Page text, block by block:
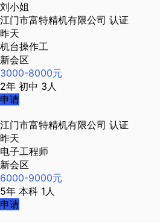
刘小姐
江门市富特精机有限公司 认证
昨天
机台操作工
新会区
3000-8000元
2年 初中 3人
申请
江门市富特精机有限公司 认证
昨天
电子工程师
新会区
6000-9000元
5年 本科 1人
申请